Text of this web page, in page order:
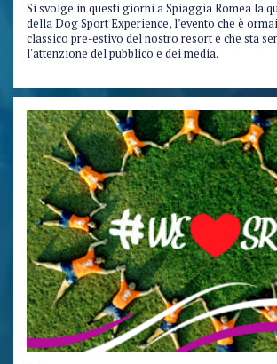
Si svolge in questi giorni a Spiaggia Romea la
della Dog Sport Experience, l’evento che è
classico pre-estivo del nostro resort e che sta
l'attenzione del pubblico e dei media.